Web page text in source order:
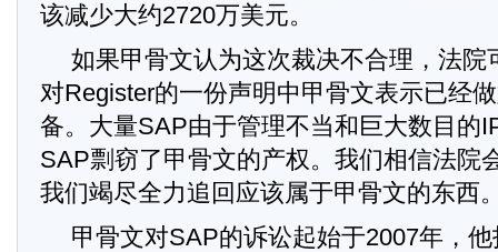
该减少大约2720万美元。
如果甲骨文认为这次裁决不合理，法院
对Register的一份声明中甲骨文表示已经
备。大量SAP由于管理不当和巨大数目的
SAP剽窃了甲骨文的产权。我们相信法院
我们竭尽全力追回应该属于甲骨文的东西
甲骨文对SAP的诉讼起始于2007年，